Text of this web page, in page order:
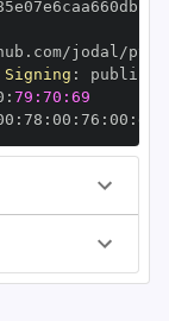
:
: 79:70:69
: 78 : 00 : 76 : 00 : dd